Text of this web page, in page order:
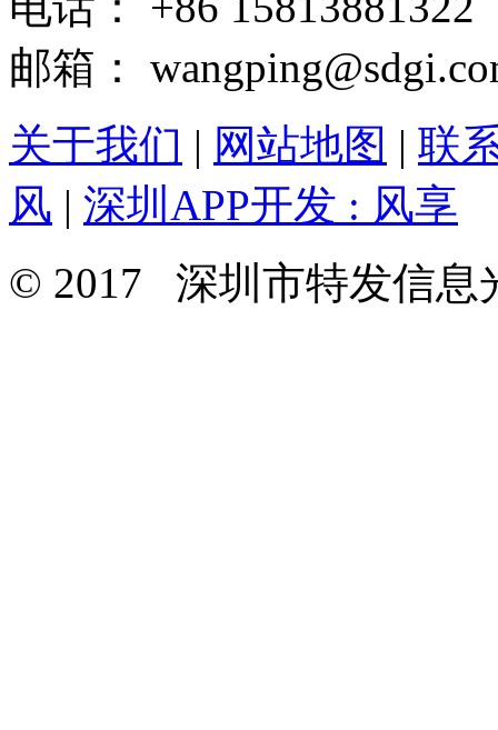
邮箱：
关于我们 | 网站地图 | 联
风 | 深圳APP开发 : 风享
© 2017 深圳市特发信息